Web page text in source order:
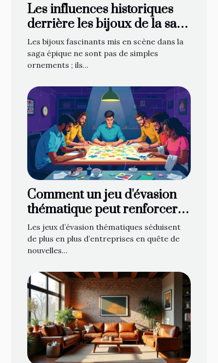
Les influences historiques
derrière les bijoux de la saga
épique
Les bijoux fascinants mis en scène dans la
saga épique ne sont pas de simples
ornements ; ils...
Comment un jeu d'évasion
thématique peut renforcer
l'esprit d'équipe ?
Les jeux d’évasion thématiques séduisent
de plus en plus d’entreprises en quête de
nouvelles...